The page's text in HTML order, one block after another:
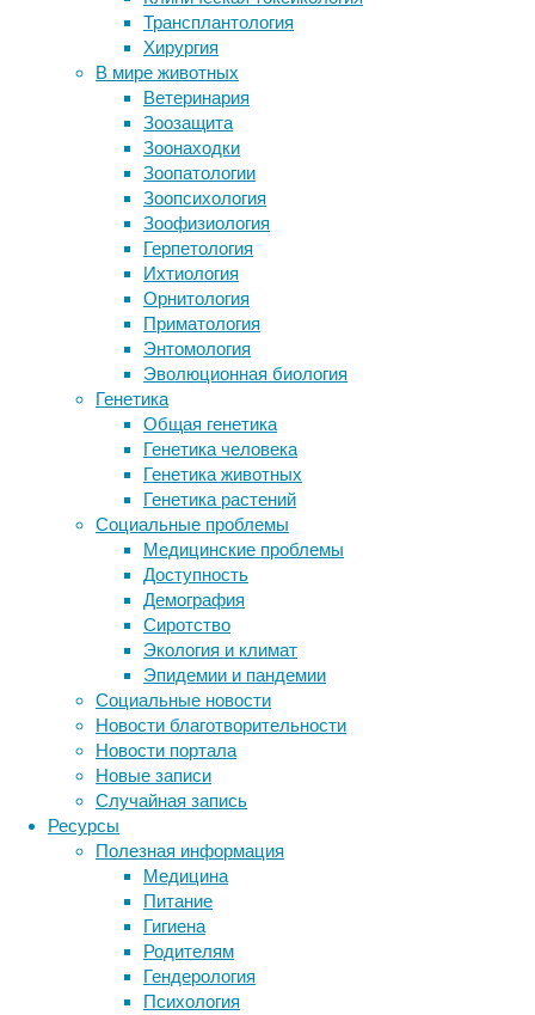
Трансплантология
Хирургия
В мире животных
Ветеринария
Зоозащита
Зоонаходки
Зоопатологии
Зоопсихология
Зоофизиология
Герпетология
Ихтиология
Орнитология
Приматология
Энтомология
Эволюционная биология
Генетика
Общая генетика
Генетика человека
Генетика животных
Генетика растений
Социальные проблемы
Медицинские проблемы
Доступность
Демография
Сиротство
Экология и климат
Эпидемии и пандемии
Социальные новости
Новости благотворительности
Новости портала
Новые записи
Случайная запись
Ресурсы
Полезная информация
Медицина
Питание
Гигиена
Родителям
Гендерология
Психология
Каждый
автовладелец
заботится
своём
транспортном
средстве.
Не
только
его
техническом
состоянии,
но
внешнем
виде.
Кузов
автомобиля
взаимодействует
с
окружающим
миром,
из-
за
чего
на
лакокрасочном
покрытии
могут
появляться
сколы
и
царапины.
Для
защиты
используется
антигравийная
плёнка,
Обсерватория Gaia
сфотографировала телескоп
«Джеймс Уэбб» на фоне звезд
Анчоусы перепутали запах
пластиковых отходов с запахом еды
В шишковидной железе миноги
обнаружен регулятор активности
нейронов
Следите за новостями